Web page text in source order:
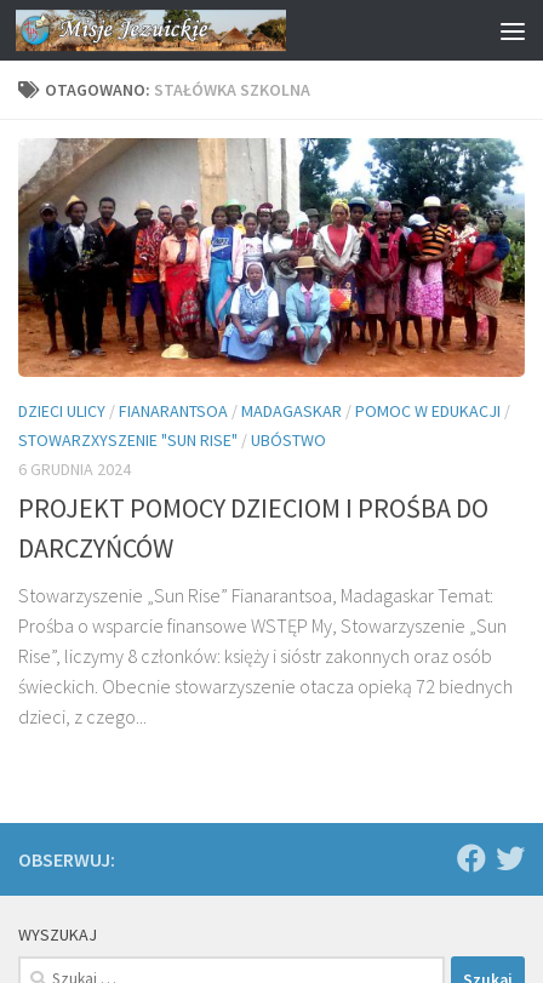
Przejdź do treści
OTAGOWANO: STAŁÓWKA SZKOLNA
DZIECI ULICY /FIANARANTSOA /MADAGASKAR /POMOC W EDUKACJI /
STOWARZXYSZENIE "SUN RISE" /UBÓSTWO
6 GRUDNIA 2024
PROJEKT POMOCY DZIECIOM I PROŚBA DO
DARCZYŃCÓW
Stowarzyszenie „Sun Rise” Fianarantsoa, Madagaskar Temat:
Prośba o wsparcie finansowe WSTĘP My, Stowarzyszenie „Sun
Rise”, liczymy 8 członków: księży i sióstr zakonnych oraz osób
świeckich. Obecnie stowarzyszenie otacza opieką 72 biednych
dzieci, z czego...
OBSERWUJ:
WYSZUKAJ
Szukaj: